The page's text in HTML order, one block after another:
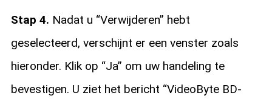
Stap 4. Nadat u “Verwijderen” hebt
geselecteerd, verschijnt er een venster zoals
hieronder. Klik op “Ja” om uw handeling te
bevestigen. U ziet het bericht “VideoByte BD-